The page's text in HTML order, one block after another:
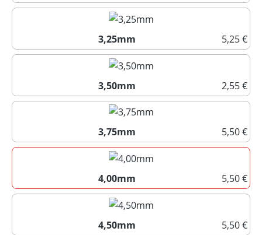
3,00mm
3,25mm
5,25 €
3,25mm
3,50mm
2,55 €
3,50mm
3,75mm
5,50 €
3,75mm
4,00mm
5,50 €
4,00mm
4,50mm
5,50 €